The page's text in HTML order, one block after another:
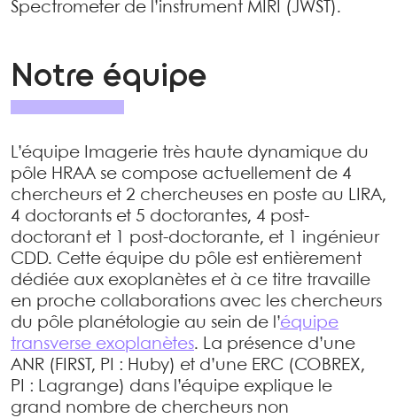
Spectrometer de l’instrument MIRI (JWST).
Notre équipe
L’équipe Imagerie très haute dynamique du
pôle HRAA se compose actuellement de 4
chercheurs et 2 chercheuses en poste au LIRA,
4 doctorants et 5 doctorantes, 4 post-
doctorant et 1 post-doctorante, et 1 ingénieur
CDD. Cette équipe du pôle est entièrement
dédiée aux exoplanètes et à ce titre travaille
en proche collaborations avec les chercheurs
du pôle planétologie au sein de l’équipe
transverse exoplanètes. La présence d’une
ANR (FIRST, PI : Huby) et d’une ERC (COBREX,
PI : Lagrange) dans l’équipe explique le
grand nombre de chercheurs non